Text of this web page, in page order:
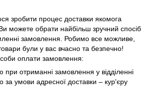
зробити процес доставки якомога
можете обрати найбільш зручний спосіб
замовлення. Робимо все можливе,
були у вас вчасно та безпечно!
оплати замовлення:
при отриманні замовлення у відділенні
за умови адресної доставки – кур'єру